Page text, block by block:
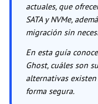
actuales, que
SATA y NVMe,
migración sin
En esta guía
Ghost, cuáles son
alternativas
forma segura.